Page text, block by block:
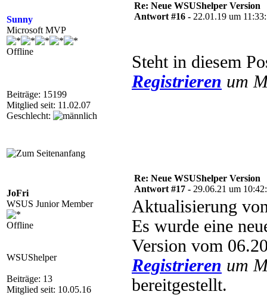
Sunny
Microsoft MVP
Offline
Beiträge: 15199
Mitglied seit: 11.02.07
Geschlecht:
Re: Neue WSUShelper Version
Antwort #16 - 22.01.19 um
Steht in diesem
Registrieren um
JoFri
WSUS Junior Member
Offline
WSUShelper
Beiträge: 13
Mitglied seit: 10.05.16
Re: Neue WSUShelper Version
Antwort #17 - 29.06.21 um
Aktualisierung
Es wurde eine
Version vom
Registrieren um
bereitgestellt.